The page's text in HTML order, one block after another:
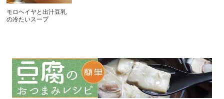
モロヘイヤと出汁豆乳
の冷たいスープ